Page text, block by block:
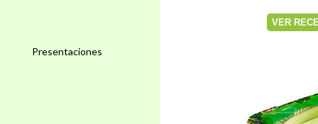
VER
Presentaciones